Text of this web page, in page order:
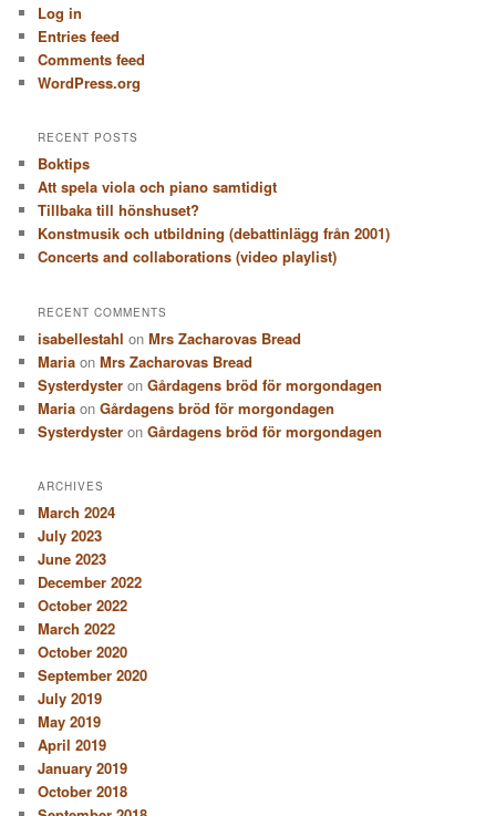
h
Log in
Entries feed
Comments feed
WordPress.org
RECENT POSTS
Boktips
Att spela viola och piano samtidigt
Tillbaka till hönshuset?
Konstmusik och utbildning (debattinlägg från 2001)
Concerts and collaborations (video playlist)
RECENT COMMENTS
isabellestahl onMrs Zacharovas Bread
Maria onMrs Zacharovas Bread
Systerdyster onGårdagens bröd för morgondagen
Maria onGårdagens bröd för morgondagen
Systerdyster onGårdagens bröd för morgondagen
ARCHIVES
March 2024
July 2023
June 2023
December 2022
October 2022
March 2022
October 2020
September 2020
July 2019
May 2019
April 2019
January 2019
October 2018